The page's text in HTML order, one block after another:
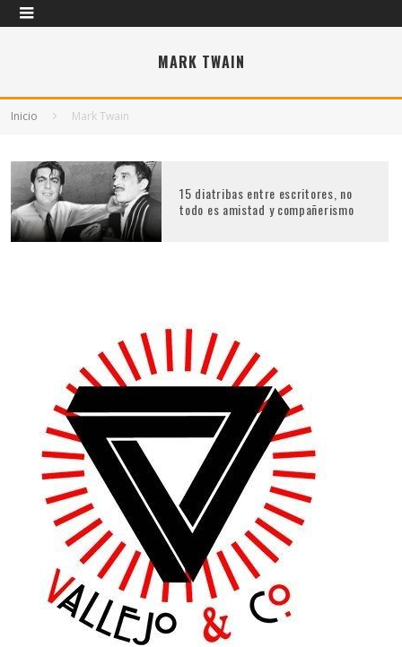
MARK TWAIN
Inicio Mark Twain
15 diatribas entre escritores, no
todo es amistad y compañerismo